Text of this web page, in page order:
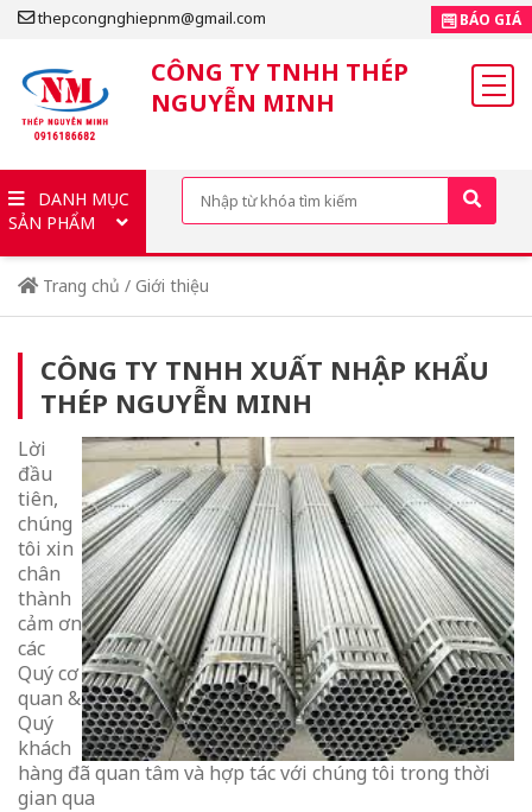
thepcongnghiepnm@gmail.com BÁO GIÁ
CÔNG TY TNHH THÉP
NGUYỄN MINH
DANH MỤC
SẢN PHẨM
Trang chủ / Giới thiệu
CÔNG TY TNHH XUẤT NHẬP KHẨU
THÉP NGUYỄN MINH
Lời
đầu
tiên,
chúng
tôi xin
chân
thành
cảm ơn
các
Quý cơ
quan &
Quý
khách
hàng đã quan tâm và hợp tác với chúng tôi trong thời
gian qua